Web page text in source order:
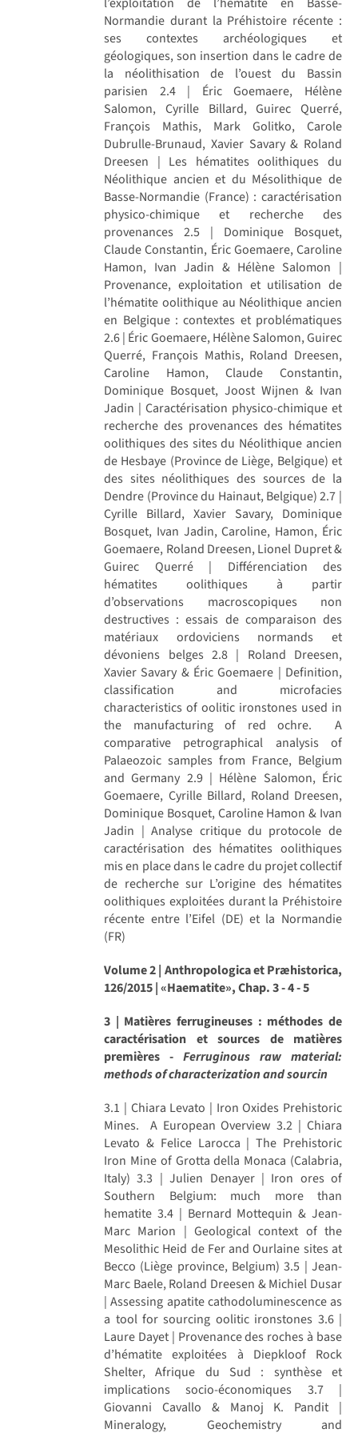
Normandie durant la Préhistoire récente :
ses contextes archéologiques et
géologiques, son insertion dans le cadre de
la néolithisation de l’ouest du Bassin
parisien 2.4 | Éric Goemaere, Hélène
Salomon, Cyrille Billard, Guirec Querré,
François Mathis, Mark Golitko, Carole
Dubrulle-Brunaud, Xavier Savary & Roland
Dreesen | Les hématites oolithiques du
Néolithique ancien et du Mésolithique de
Basse-Normandie (France) : caractérisation
physico-chimique et recherche des
provenances 2.5 | Dominique Bosquet,
Claude Constantin, Éric Goemaere, Caroline
Hamon, Ivan Jadin & Hélène Salomon |
Provenance, exploitation et utilisation de
l’hématite oolithique au Néolithique ancien
en Belgique : contextes et problématiques
2.6 | Éric Goemaere, Hélène Salomon, Guirec
Querré, François Mathis, Roland Dreesen,
Caroline Hamon, Claude Constantin,
Dominique Bosquet, Joost Wijnen & Ivan
Jadin | Caractérisation physico-chimique et
recherche des provenances des hématites
oolithiques des sites du Néolithique ancien
de Hesbaye (Province de Liège, Belgique) et
des sites néolithiques des sources de la
Dendre (Province du Hainaut, Belgique) 2.7 |
Cyrille Billard, Xavier Savary, Dominique
Bosquet, Ivan Jadin, Caroline, Hamon, Éric
Goemaere, Roland Dreesen, Lionel Dupret &
Guirec Querré | Différenciation des
hématites oolithiques à partir
d’observations macroscopiques non
destructives : essais de comparaison des
matériaux ordoviciens normands et
dévoniens belges 2.8 | Roland Dreesen,
Xavier Savary & Éric Goemaere | Definition,
classification and microfacies
characteristics of oolitic ironstones used in
the manufacturing of red ochre. A
comparative petrographical analysis of
Palaeozoic samples from France, Belgium
and Germany 2.9 | Hélène Salomon, Éric
Goemaere, Cyrille Billard, Roland Dreesen,
Dominique Bosquet, Caroline Hamon & Ivan
Jadin | Analyse critique du protocole de
caractérisation des hématites oolithiques
mis en place dans le cadre du projet collectif
de recherche sur L’origine des hématites
oolithiques exploitées durant la Préhistoire
récente entre l’Eifel (DE) et la Normandie
(FR)
Volume 2 | Anthropologica et Præhistorica,
126/2015 | «Haematite», Chap. 3 - 4 - 5
3 | Matières ferrugineuses : méthodes de
caractérisation et sources de matières
premières -Ferruginous raw material:
methods of characterization and sourcin
3.1 | Chiara Levato | Iron Oxides Prehistoric
Mines. A European Overview 3.2 | Chiara
Levato & Felice Larocca | The Prehistoric
Iron Mine of Grotta della Monaca (Calabria,
Italy) 3.3 | Julien Denayer | Iron ores of
Southern Belgium: much more than
hematite 3.4 | Bernard Mottequin & Jean-
Marc Marion | Geological context of the
Mesolithic Heid de Fer and Ourlaine sites at
Becco (Liège province, Belgium) 3.5 | Jean-
Marc Baele, Roland Dreesen & Michiel Dusar
| Assessing apatite cathodoluminescence as
a tool for sourcing oolitic ironstones 3.6 |
Laure Dayet | Provenance des roches à base
d’hématite exploitées à Diepkloof Rock
Shelter, Afrique du Sud : synthèse et
implications socio-économiques 3.7 |
Giovanni Cavallo & Manoj K. Pandit |
Mineralogy, Geochemistry and